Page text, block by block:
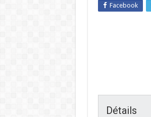
Facebook
Détails